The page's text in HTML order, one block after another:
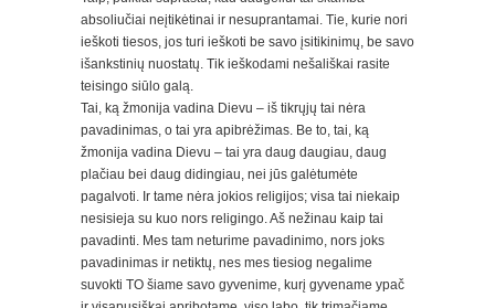
absoliučiai neįtikėtinai ir nesuprantamai. Tie, kurie nori
ieškoti tiesos, jos turi ieškoti be savo įsitikinimų, be savo
išankstinių nuostatų. Tik ieškodami nešališkai rasite
teisingo siūlo galą.
Tai, ką žmonija vadina Dievu – iš tikrųjų tai nėra
pavadinimas, o tai yra apibrėžimas. Be to, tai, ką
žmonija vadina Dievu – tai yra daug daugiau, daug
plačiau bei daug didingiau, nei jūs galėtumėte
pagalvoti. Ir tame nėra jokios religijos; visa tai niekaip
nesisieja su kuo nors religingo. Aš nežinau kaip tai
pavadinti. Mes tam neturime pavadinimo, nors joks
pavadinimas ir netiktų, nes mes tiesiog negalime
suvokti TO šiame savo gyvenime, kurį gyvename ypač